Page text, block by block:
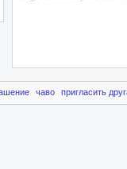
чаво пригласить